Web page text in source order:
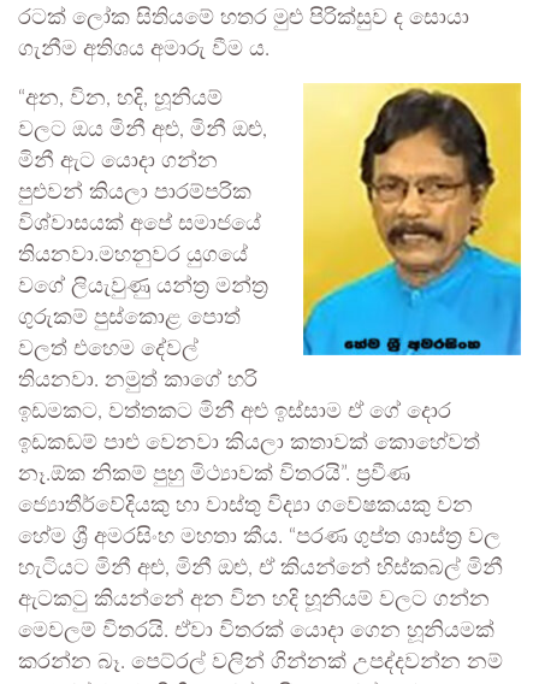
රටක් ලෝක සිතියමේ හතර මුළු පිරික්සුව ද සොයා
ගැනීම අතිශය අමාරු වීම ය.
“අන, වින, හදි, හූනියම්
වලට ඔය මිනී අළු, මිනී ඔළු,
මිනී ඇට යොදා ගන්න
පුළුවන් කියලා පාරම්පරික
විශ්වාසයක් අපේ සමාජයේ
තියනවා.මහනුවර යුගයේ
වගේ ලියැවුණු යන්ත්‍ර මන්ත්‍ර
ගුරුකම් පුස්කොළ පොත්
වලත් එහෙම දේවල්
තියනවා. නමුත් කාගේ හරි
ඉඩමකට, වත්තකට මිනී අළු ඉස්සාම ඒ ගේ දොර
ඉඩකඩම් පාළු වෙනවා කියලා කතාවක් කොහේවත්
නෑ.ඕක නිකම් පුහු මිථ්‍යාවක් විතරයි”. ප්‍රවීණ
ජ්‍යොතීර්වේදියකු හා වාස්තු විද්‍යා ගවේෂකයකු වන
හේම ශ්‍රී අමරසිංහ මහතා කීය. “පරණ ගුප්ත ශාස්ත්‍ර වල
හැටියට මිනී අළු, මිනී ඔළු, ඒ කියන්නේ හිස්කබල් මිනී
ඇටකටු කියන්නේ අන වින හදි හූනියම් වලට ගන්න
මෙවලම් විතරයි. ඒවා විතරක් යොදා ගෙන හූනියමක්
කරන්න බෑ. පෙට්රල් වලින් ගින්නක් උපද්දවන්න නම්